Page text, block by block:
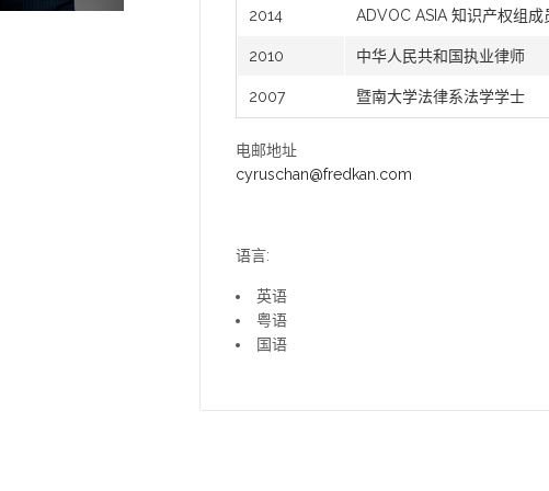
2014 ADVOC ASIA 知识产权组成
2010 中华人民共和国执业律师
2007 暨南大学法律系法学学士
电邮地址
cyruschan@fredkan.com
语言:
英语
粤语
国语